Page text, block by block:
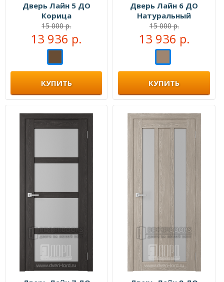
Дверь Лайн 5 ДО
Корица
15 000 р.
13 936 р.
КУПИТЬ
Дверь Лайн 6 ДО
Натуральный
15 000 р.
13 936 р.
КУПИТЬ